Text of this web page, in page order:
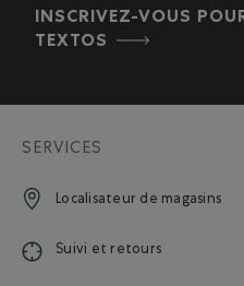
INSCRIVEZ-VOUS
TEXTOS
SERVICES
Localisateur de magasins
Suivi et retours